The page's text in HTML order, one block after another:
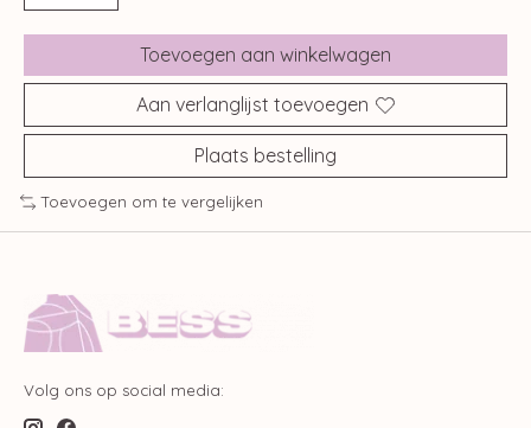
Toevoegen aan winkelwagen
Aan verlanglijst toevoegen
Plaats bestelling
Toevoegen om te vergelijken
Volg ons op social media: